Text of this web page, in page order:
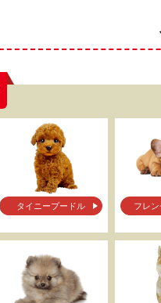
タイニープードル フレ